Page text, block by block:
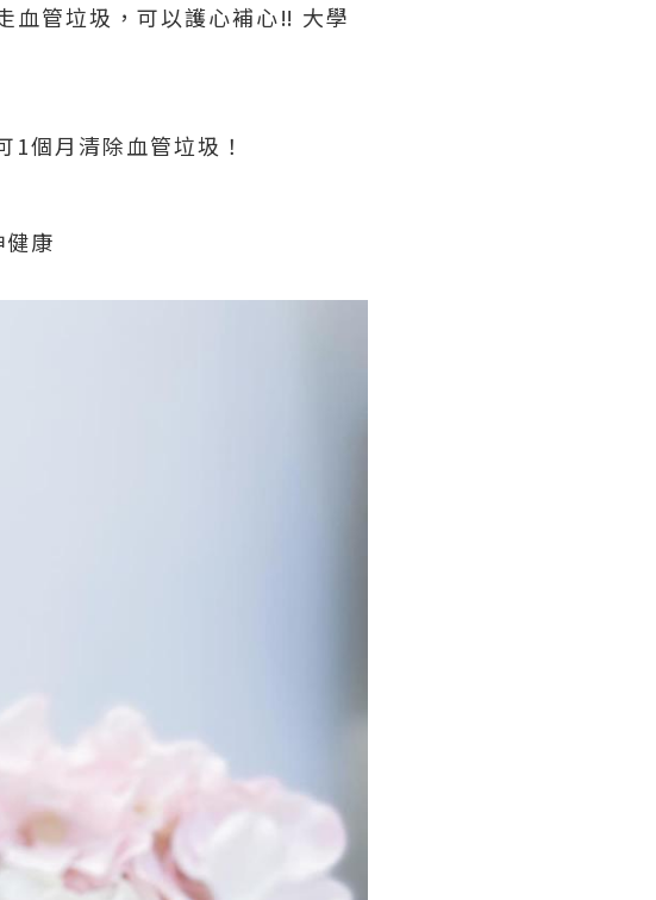
血管垃圾，可以護心補心‼️ 大學
個月清除血管垃圾！
康